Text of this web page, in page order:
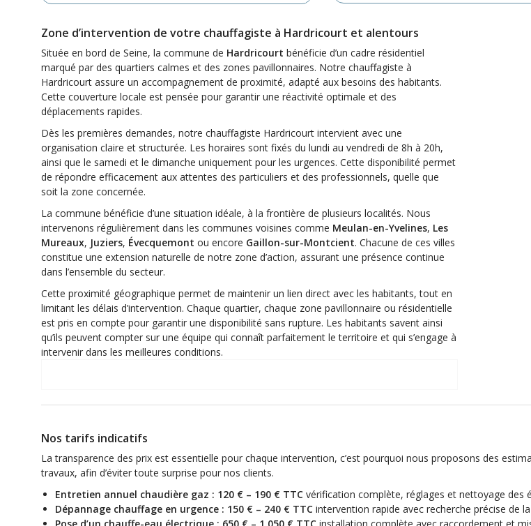
Zone d’intervention de votre chauffagiste à Hardricourt et alentours
Située en bord de Seine, la commune de Hardricourt bénéficie d’un cadre résidentiel
marqué par des quartiers calmes et des zones pavillonnaires. Notre chauffagiste à
Hardricourt assure un accompagnement de proximité, adapté aux besoins des habitants.
Cette couverture locale est pensée pour garantir une réactivité optimale et des
déplacements rapides.
Dès les premières demandes, notre chauffagiste Hardricourt intervient avec une
organisation claire et structurée. Les horaires sont fixés du lundi au vendredi de 8h à 20h,
ainsi que le samedi et le dimanche uniquement pour les urgences. Cette disponibilité permet
de répondre efficacement aux attentes des particuliers et des professionnels, quelle que
soit la zone concernée.
La commune bénéficie d’une situation idéale, à la frontière de plusieurs localités. Nous
intervenons régulièrement dans les communes voisines comme Meulan-en-Yvelines, Les
Mureaux, Juziers, Évecquemont ou encore Gaillon-sur-Montcient. Chacune de ces villes
constitue une extension naturelle de notre zone d’action, assurant une présence continue
dans l’ensemble du secteur.
Cette proximité géographique permet de maintenir un lien direct avec les habitants, tout en
limitant les délais d’intervention. Chaque quartier, chaque zone pavillonnaire ou résidentielle
est pris en compte pour garantir une disponibilité sans rupture. Les habitants savent ainsi
qu’ils peuvent compter sur une équipe qui connaît parfaitement le territoire et qui s’engage à
intervenir dans les meilleures conditions.
Nos tarifs indicatifs
La transparence des prix est essentielle pour chaque intervention, c’est pourquoi nous proposons des
travaux, afin d’éviter toute surprise pour nos clients.
Entretien annuel chaudière gaz : 120 € – 190 € TTC vérification complète, réglages et nettoyage des
Dépannage chauffage en urgence : 150 € – 240 € TTC intervention rapide avec recherche précise de